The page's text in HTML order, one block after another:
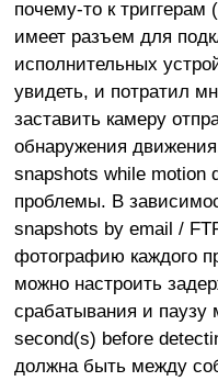
почему-то к триггерам
имеет разъем для
исполнительных
увидеть, и потратил
заставить камеру
обнаружения
snapshots while motion
проблемы. В
snapshots by email /
фотографию каждого
можно настроить
срабатывания и
second(s) before
должна быть между